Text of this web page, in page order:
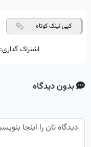
کپی لینک کوتاه
اشتراک گذاری:
بدون دیدگاه